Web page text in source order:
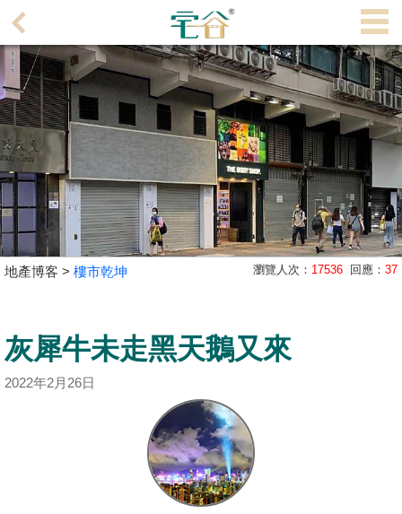
理
主
頁
搵
樓/
成
交
業
主
宅
谷
地產博客 > 樓市乾坤 瀏覽人次： 17536 回應： 37
灰犀牛未走黑天鵝又來
2022年2月26日